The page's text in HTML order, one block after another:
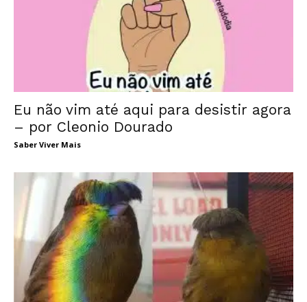
Eu não vim até aqui para desistir agora
– por Cleonio Dourado
Saber Viver Mais